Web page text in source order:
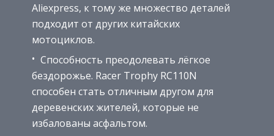
Aliexpress, к тому же множество деталей
подходит от других китайских
мотоциклов.
Способность преодолевать лёгкое
бездорожье. Racer Trophy RC110N
способен стать отличным другом для
деревенских жителей, которые не
избалованы асфальтом.